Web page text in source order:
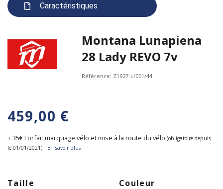
Caractéristiques
Montana Lunapiena
28 Lady REVO 7v
Référence: Z1927-L/001/44
459,00 €
+ 35€ Forfait marquage vélo et mise à la route du vélo (obligatoire depuis
le 01/01/2021) - En savoir plus
Taille Couleur